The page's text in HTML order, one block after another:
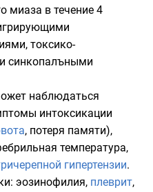
миаза в течение 4
токсико-
синкопалъными
наблюдаться
интоксикации
, потеря памяти),
температура,
гипертензии.
эозинофилия, плеврит,